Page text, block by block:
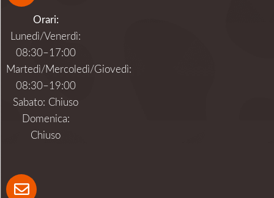
Orari:
Lunedì/Venerdì:
08:30–17:00
Martedì/Mercoledì/Giovedì:
08:30–19:00
Sabato: Chiuso
Domenica:
Chiuso